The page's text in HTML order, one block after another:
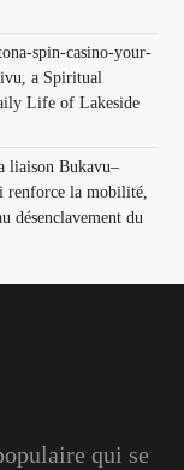
spin-casino-your-
a Spiritual
Life of Lakeside
liaison Bukavu–
renforce la mobilité,
désenclavement du
qui se